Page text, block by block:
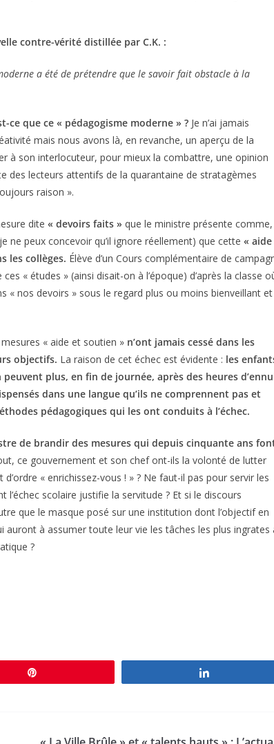
contre-vérité distillée par C.K. :
a été de prétendre que le savoir fait obstacle à la
ce que ce « pédagogisme moderne » ? Je n’ai jamais
mais nous avons là, en revanche, un aperçu de la
à son interlocuteur, pour mieux la combattre, une opinion
des lecteurs attentifs de la quarantaine de stratagèmes
raison ».
dite « devoirs faits » que le ministre présente comme,
ne peux concevoir qu’il ignore réellement) que cette « aide
les collèges. Élève d’un Cours complémentaire de
« études » (ainsi disait-on à l’époque) d’après la classe
« nos devoirs » sous le regard plus ou moins bienveillant et
« aide et soutien » n’ont jamais cessé dans les
objectifs. La raison de cet échec est évidente : les
plus, en fin de journée, après des heures
dans une langue qu’ils ne comprennent pas et
pédagogiques qui les ont conduits à l’échec.
de brandir des mesures qui depuis cinquante ans
ce gouvernement et son chef ont-ils la volonté de lutter
« enrichissez-vous ! » ? Ne faut-il pas pour servir les
scolaire justifie la servitude ? Et si le discours
que le masque posé sur une institution dont l’objectif en
auront à assumer toute leur vie les tâches les plus ingrates
?